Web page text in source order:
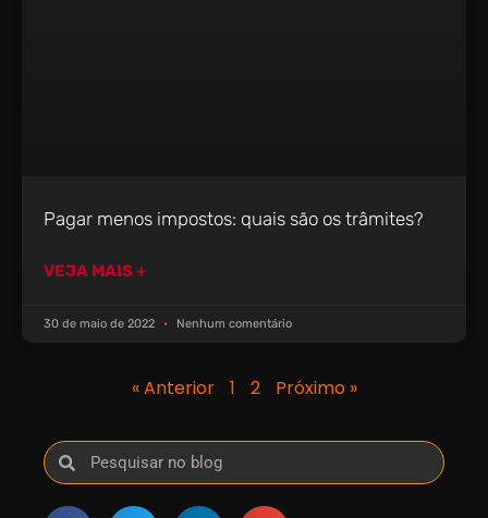
Pagar menos impostos: quais são os trâmites?
VEJA MAIS +
30 de maio de 2022 Nenhum comentário
« Anterior 1 2 Próximo »